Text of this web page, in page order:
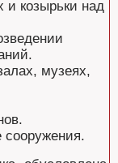
и козырьки над
музеях,